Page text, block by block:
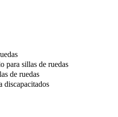
para sillas de ruedas
de ruedas
discapacitados